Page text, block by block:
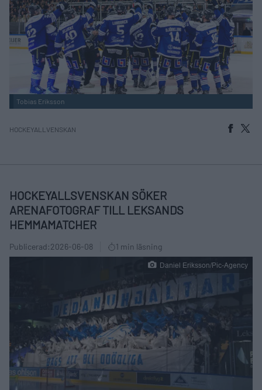
Tobias Eriksson
HOCKEYALLVENSKAN
HOCKEYALLSVENSKAN SÖKER
ARENAFOTOGRAF TILL LEKSANDS
HEMMAMATCHER
Publicerad:2026-06-08 1 min läsning
Daniel Eriksson/Pic-Agency